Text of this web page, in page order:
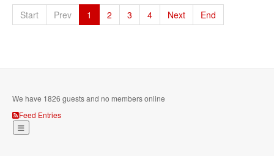
Start Prev 1 2 3 4 Next End
We have 1826 guests and no members online
Feed Entries